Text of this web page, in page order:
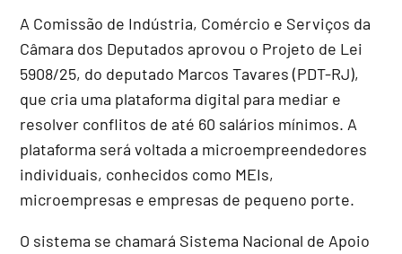
A Comissão de Indústria, Comércio e Serviços da
Câmara dos Deputados aprovou o Projeto de Lei
5908/25, do deputado Marcos Tavares (PDT-RJ),
que cria uma plataforma digital para mediar e
resolver conflitos de até 60 salários mínimos. A
plataforma será voltada a microempreendedores
individuais, conhecidos como MEIs,
microempresas e empresas de pequeno porte.
O sistema se chamará Sistema Nacional de Apoio